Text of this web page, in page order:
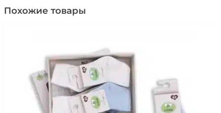
выписку
Похожие товары